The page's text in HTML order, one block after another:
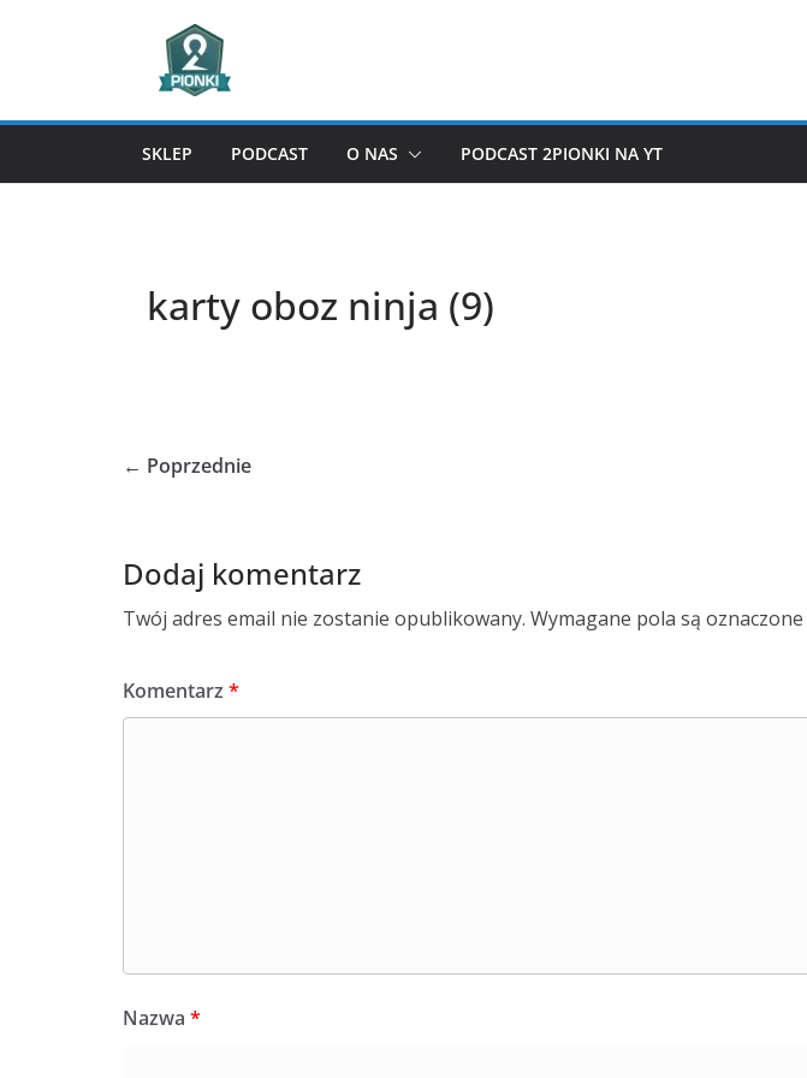
SKLEP PODCAST O NAS PODCAST 2PIONKI NA YT
karty oboz ninja (9)
← Poprzednie
Dodaj komentarz
Twój adres email nie zostanie opublikowany. Wymagane pola są oznaczone
Komentarz *
Nazwa *